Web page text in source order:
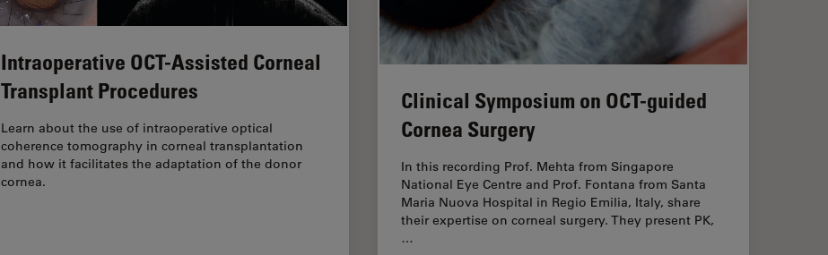
Intraoperative OCT-Assisted Corneal
Transplant Procedures
Learn about the use of intraoperative optical
coherence tomography in corneal transplantation
and how it facilitates the adaptation of the donor
cornea.
Clinical Symposium on OCT-guided
Cornea Surgery
In this recording Prof. Mehta from Singapore
National Eye Centre and Prof. Fontana from Santa
Maria Nuova Hospital in Regio Emilia, Italy, share
their expertise on corneal surgery. They present PK,
…